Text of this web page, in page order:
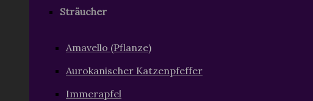
Sträucher
Amavello (Pflanze)
Aurokanischer Katzenpfeffer
Immerapfel